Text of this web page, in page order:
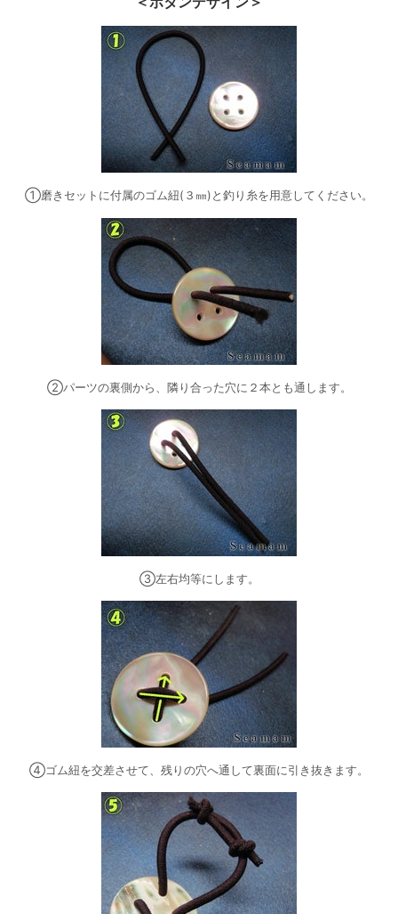
①磨きセットに付属のゴム紐(３㎜)と釣り糸を用意してください。
②パーツの裏側から、隣り合った穴に２本とも通します。
③左右均等にします。
④ゴム紐を交差させて、残りの穴へ通して裏面に引き抜きます。